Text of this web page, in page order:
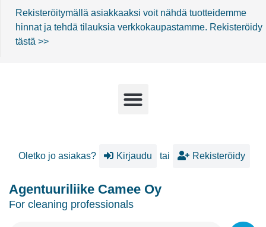
Rekisteröitymällä asiakkaaksi voit nähdä tuotteidemme
hinnat ja tehdä tilauksia verkkokaupastamme. Rekisteröidy
tästä >>
Oletko jo asiakas? Kirjaudu tai Rekisteröidy
Agentuuriliike Camee Oy
For cleaning professionals